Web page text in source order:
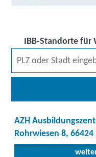
IBB-Standorte für
AZH
Rohrwiesen 8,